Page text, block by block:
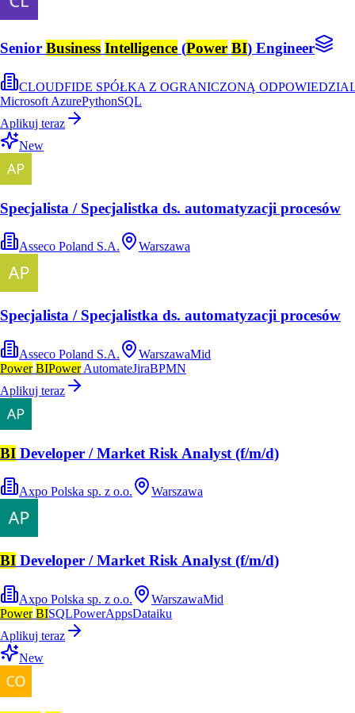
Senior Business Intelligence (Power BI) Engineer
CLOUDFIDE SPÓŁKA Z OGRANICZONĄ
Microsoft AzurePythonSQL
Aplikuj teraz
New
Specjalista / Specjalistka ds. automatyzacji procesów
Asseco Poland S.A. Warszawa
Specjalista / Specjalistka ds. automatyzacji procesów
Asseco Poland S.A. WarszawaMid
Power BIPowerAutomateJiraBPMN
Aplikuj teraz
BI Developer / Market Risk Analyst (f/m/d)
Axpo Polska sp. z o.o. Warszawa
BI Developer / Market Risk Analyst (f/m/d)
Axpo Polska sp. z o.o. WarszawaMid
Power BISQLPowerAppsDataiku
Aplikuj teraz
New